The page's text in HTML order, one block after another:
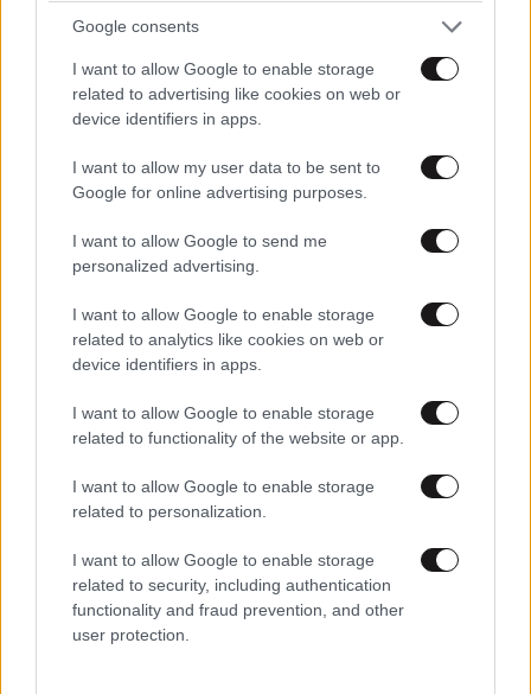
Google consents
I want to allow Google to enable storage
related to advertising like cookies on web or
device identifiers in apps.
I want to allow my user data to be sent to
Google for online advertising purposes.
I want to allow Google to send me
personalized advertising.
I want to allow Google to enable storage
related to analytics like cookies on web or
device identifiers in apps.
I want to allow Google to enable storage
related to functionality of the website or app.
I want to allow Google to enable storage
related to personalization.
I want to allow Google to enable storage
related to security, including authentication
functionality and fraud prevention, and other
user protection.